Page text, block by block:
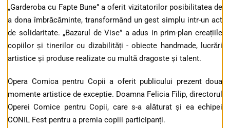
„Garderoba cu Fapte Bune” a oferit vizitatorilor posibilitatea de
a dona îmbrăcăminte, transformând un gest simplu intr-un act
de solidaritate. „Bazarul de Vise” a adus in prim-plan creațiile
copiilor și tinerilor cu dizabilități - obiecte handmade, lucrări
artistice și produse realizate cu multă dragoste și talent.
Opera Comica pentru Copii a oferit publicului prezent doua
momente artistice de exceptie. Doamna Felicia Filip, directorul
Operei Comice pentru Copii, care s-a alăturat și ea echipei
CONIL Fest pentru a premia copiii participanți.